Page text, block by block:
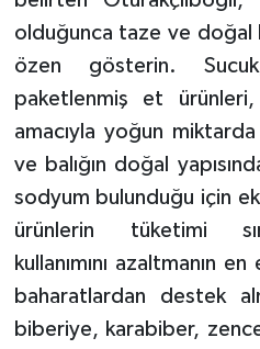
olduğunca taze ve
özen gösterin.
paketlenmiş et
amacıyla yoğun
ve balığın doğal
sodyum bulunduğu için
ürünlerin tüketimi
kullanımını azaltmanın
baharatlardan destek
biberiye, karabiber,